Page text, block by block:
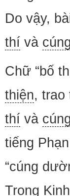
Do vậy,
thí và
Chữ “bố
thiện,
thí và
tiếng
“cúng
Trong